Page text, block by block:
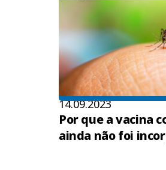
14.09.2023
Por que a vacina
ainda não foi